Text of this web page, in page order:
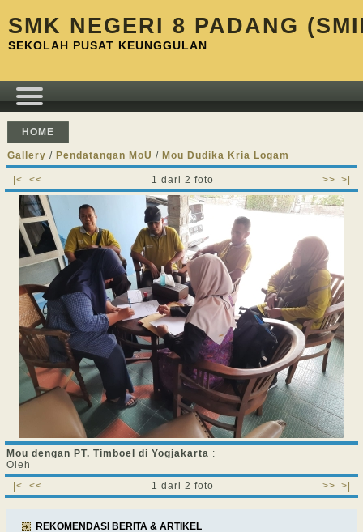
SMK NEGERI 8 PADANG
SEKOLAH PUSAT KEUNGGULAN
HOME
Gallery / Pendatangan MoU / Mou Dudika Kria Logam
|< << 1 dari 2 foto >> >|
Mou dengan PT. Timboel di Yogjakarta :
Oleh
|<
<< 1 dari 2 foto >> >|
REKOMENDASI BERITA & ARTIKEL